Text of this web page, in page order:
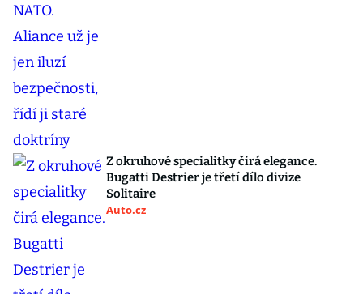
Z okruhové specialitky čirá elegance.
Bugatti Destrier je třetí dílo divize
Solitaire
Auto.cz